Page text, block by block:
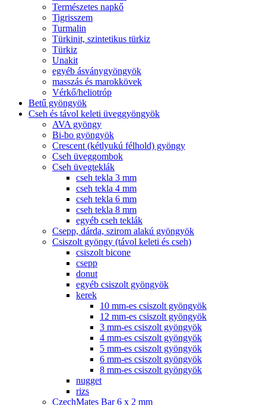
Természetes napkő
Tigrisszem
Turmalin
Türkinit, szintetikus türkiz
Türkiz
Unakit
egyéb ásványgyöngyök
masszás és marokkövek
Vérkő/heliotróp
Betű gyöngyök
Cseh és távol keleti üveggyöngyök
AVA gyöngy
Bi-bo gyöngyök
Crescent (kétlyukú félhold) gyöngy
Cseh üveggombok
Cseh üvegteklák
cseh tekla 3 mm
cseh tekla 4 mm
cseh tekla 6 mm
cseh tekla 8 mm
egyéb cseh teklák
Csepp, dárda, szirom alakú gyöngyök
Csiszolt gyöngy (távol keleti és cseh)
csiszolt bicone
csepp
donut
egyéb csiszolt gyöngyök
kerek
10 mm-es csiszolt gyöngyök
12 mm-es csiszolt gyöngyök
3 mm-es csiszolt gyöngyök
4 mm-es csiszolt gyöngyök
5 mm-es csiszolt gyöngyök
6 mm-es csiszolt gyöngyök
8 mm-es csiszolt gyöngyök
nugget
rizs
CzechMates Bar 6 x 2 mm